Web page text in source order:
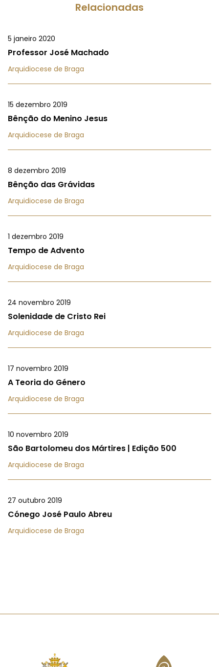
Relacionadas
5 janeiro 2020
Professor José Machado
Arquidiocese de Braga
15 dezembro 2019
Bênção do Menino Jesus
Arquidiocese de Braga
8 dezembro 2019
Bênção das Grávidas
Arquidiocese de Braga
1 dezembro 2019
Tempo de Advento
Arquidiocese de Braga
24 novembro 2019
Solenidade de Cristo Rei
Arquidiocese de Braga
17 novembro 2019
A Teoria do Género
Arquidiocese de Braga
10 novembro 2019
São Bartolomeu dos Mártires | Edição 500
Arquidiocese de Braga
27 outubro 2019
Cónego José Paulo Abreu
Arquidiocese de Braga